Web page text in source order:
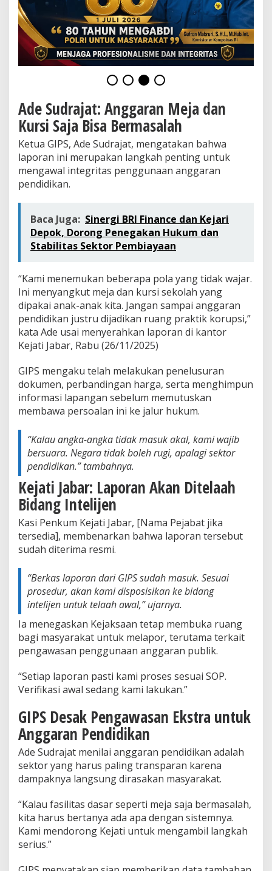
,
A
d
e
r
a
j
t
:
“
e
m
i
a
k
A
n
a
k
t
a
”
Ade Sudrajat: Anggaran Meja dan
Kursi Saja Bisa Bermasalah
Ketua GIPS, Ade Sudrajat, mengatakan bahwa
laporan ini merupakan langkah penting untuk
mengawal integritas penggunaan anggaran
pendidikan.
Baca Juga: Sinergi BRI Finance dan Kejari
Depok, Dorong Penegakan Hukum dan
Stabilitas Sektor Pembiayaan
“Kami menemukan beberapa pola yang tidak wajar.
Ini menyangkut meja dan kursi sekolah yang
dipakai anak-anak kita. Jangan sampai anggaran
pendidikan justru dijadikan ruang praktik korupsi,”
kata Ade usai menyerahkan laporan di kantor
Kejati Jabar, Rabu (26/11/2025)
GIPS mengaku telah melakukan penelusuran
dokumen, perbandingan harga, serta menghimpun
informasi lapangan sebelum memutuskan
membawa persoalan ini ke jalur hukum.
“Kalau angka-angka tidak masuk akal, kami wajib
bersuara. Negara tidak boleh rugi, apalagi sektor
pendidikan.” tambahnya.
Kejati Jabar: Laporan Akan Ditelaah
Bidang Intelijen
Kasi Penkum Kejati Jabar, [Nama Pejabat jika
tersedia], membenarkan bahwa laporan tersebut
sudah diterima resmi.
“Berkas laporan dari GIPS sudah masuk. Sesuai
prosedur, akan kami disposisikan ke bidang
intelijen untuk telaah awal,” ujarnya.
Ia menegaskan Kejaksaan tetap membuka ruang
bagi masyarakat untuk melapor, terutama terkait
pengawasan penggunaan anggaran publik.
“Setiap laporan pasti kami proses sesuai SOP.
Verifikasi awal sedang kami lakukan.”
GIPS Desak Pengawasan Ekstra untuk
Anggaran Pendidikan
Ade Sudrajat menilai anggaran pendidikan adalah
sektor yang harus paling transparan karena
dampaknya langsung dirasakan masyarakat.
“Kalau fasilitas dasar seperti meja saja bermasalah,
kita harus bertanya ada apa dengan sistemnya.
Kami mendorong Kejati untuk mengambil langkah
serius.”